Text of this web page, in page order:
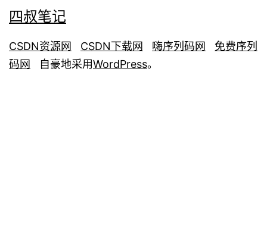
四叔笔记
CSDN资源网 CSDN下载网 嗨序列码网
免费序列
码网 自豪地采用WordPress。